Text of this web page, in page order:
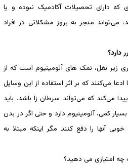
که دارای تحصیلات آکادمیک نبوده و یا
می‌تواند منجر به بروز مشکلاتی در افراد
دارد؟
زیر بغل، نمک های آلومینیوم است که از
می‌کنند که بر اثر استفاده از این وسایل
می‌کند که می‌تواند سرطان زا باشد. باید
کمی، آلومینیوم دارد و حتی اگر در بدن
آنها را دفع کنند مگر اینکه مبتلا به
امتیازی می دهید؟